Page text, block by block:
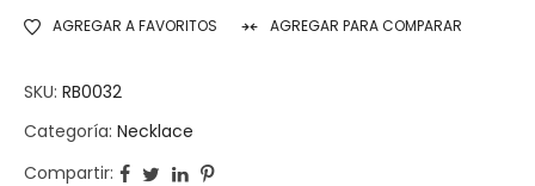
AGREGAR A FAVORITOS AGREGAR PARA COMPARAR
SKU: RB0032
Categoría: Necklace
Compartir: